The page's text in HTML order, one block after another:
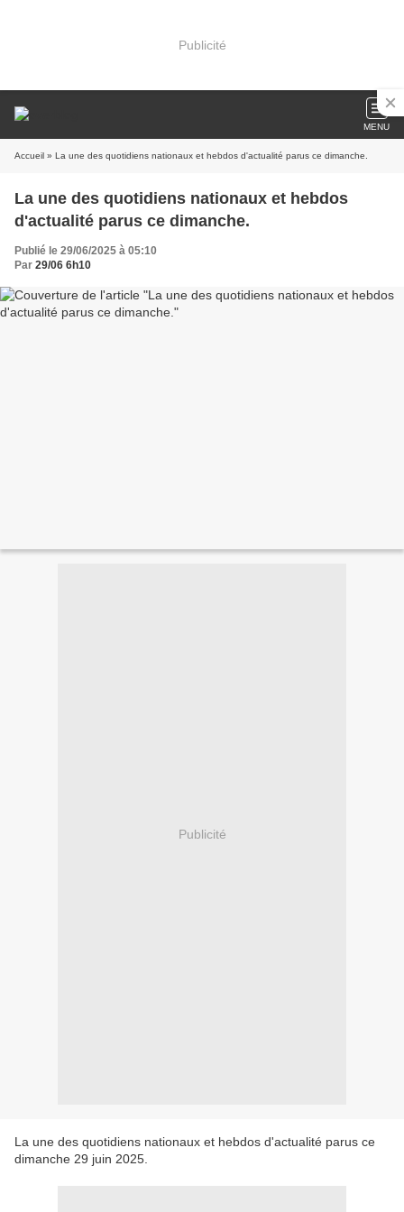
Publicité
MENU
Accueil » La une des quotidiens nationaux et hebdos d'actualité parus ce dimanche.
La une des quotidiens nationaux et hebdos
d'actualité parus ce dimanche.
Publié le 29/06/2025 à 05:10
Par 29/06 6h10
Publicité
La une des quotidiens nationaux et hebdos d'actualité parus ce
dimanche 29 juin 2025.